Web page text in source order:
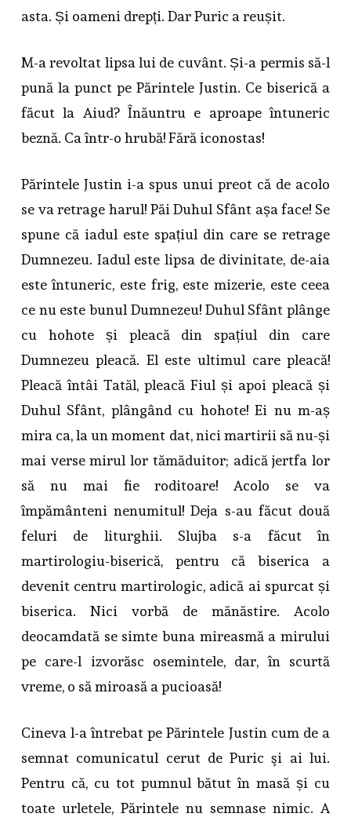
asta. Și oameni drepți. Dar Puric a reușit.
M-a revoltat lipsa lui de cuvânt. Și-a permis să-l
pună la punct pe Părintele Justin. Ce biserică a
făcut la Aiud? Înăuntru e aproape întuneric
beznă. Ca într-o hrubă! Fără iconostas!
Părintele Justin i-a spus unui preot că de acolo
se va retrage harul! Păi Duhul Sfânt așa face! Se
spune că iadul este spațiul din care se retrage
Dumnezeu. Iadul este lipsa de divinitate, de-aia
este întuneric, este frig, este mizerie, este ceea
ce nu este bunul Dumnezeu! Duhul Sfânt plânge
cu hohote și pleacă din spațiul din care
Dumnezeu pleacă. El este ultimul care pleacă!
Pleacă întâi Tatăl, pleacă Fiul și apoi pleacă și
Duhul Sfânt, plângând cu hohote! Ei nu m-aș
mira ca, la un moment dat, nici martirii să nu-și
mai verse mirul lor tămăduitor; adică jertfa lor
să nu mai fie roditoare! Acolo se va
împământeni nenumitul! Deja s-au făcut două
feluri de liturghii. Slujba s-a făcut în
martirologiu-biserică, pentru că biserica a
devenit centru martirologic, adică ai spurcat și
biserica. Nici vorbă de mănăstire. Acolo
deocamdată se simte buna mireasmă a mirului
pe care-l izvorăsc osemintele, dar, în scurtă
vreme, o să miroasă a pucioasă!
Cineva l-a întrebat pe Părintele Justin cum de a
semnat comunicatul cerut de Puric şi ai lui.
Pentru că, cu tot pumnul bătut în masă și cu
toate urletele, Părintele nu semnase nimic. A